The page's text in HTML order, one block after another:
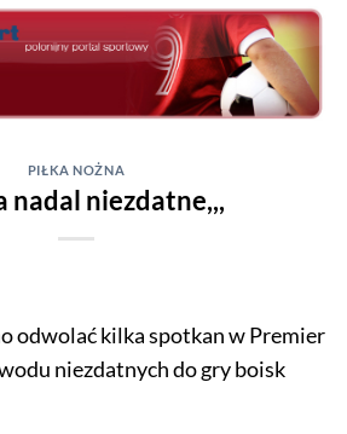
PIŁKA NOŻNA
nadal niezdatne,,,
odwolać kilka spotkan w Premier
niezdatnych do gry boisk